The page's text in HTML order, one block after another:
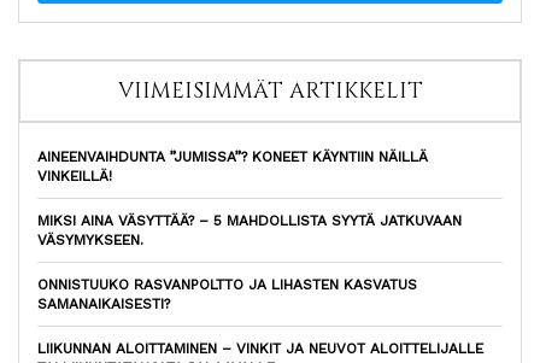
VIIMEISIMMÄT ARTIKKELIT
AINEENVAIHDUNTA ”JUMISSA”? KONEET KÄYNTIIN NÄILLÄ
VINKEILLÄ!
MIKSI AINA VÄSYTTÄÄ? – 5 MAHDOLLISTA SYYTÄ JATKUVAAN
VÄSYMYKSEEN.
ONNISTUUKO RASVANPOLTTO JA LIHASTEN KASVATUS
SAMANAIKAISESTI?
LIIKUNNAN ALOITTAMINEN – VINKIT JA NEUVOT ALOITTELIJALLE